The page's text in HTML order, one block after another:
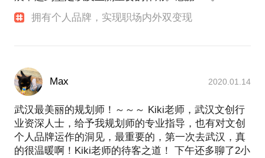
拥有个人品牌，实现职场内外双变现
Max 2020.01.14
武汉最美丽的规划师！～～～ Kiki老师，武汉文创行
业资深人士，给予我规划师的专业指导，也有对文创
个人品牌运作的洞见，最重要的，第一次去武汉，真
的很温暖啊！Kiki老师的待客之道！ 下午还多聊了2小